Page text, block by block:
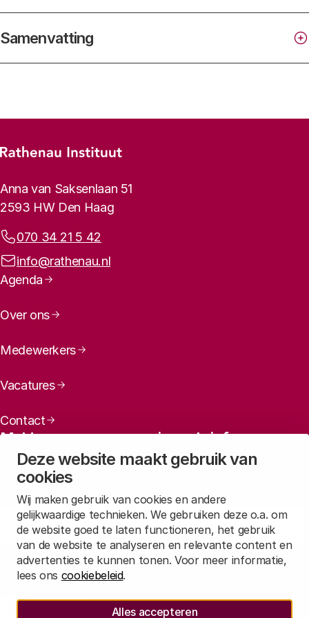
Deze website maakt gebruik van
cookies
Wij maken gebruik van cookies en andere
gelijkwaardige technieken. We gebruiken deze o.a. om
de website goed te laten functioneren, het gebruik
van de website te analyseren en relevante content en
advertenties te kunnen tonen. Voor meer informatie,
lees ons cookiebeleid.
Alles accepteren
Samenvatting
Preferred citation:
Case
study TKI Maritime - A strategic public-private
partnership for the Dutch maritime sector
Footer-menu
Rathenau logo, naar de homepage
Contactinformatie
Anna van Saksenlaan 51
2593 HW Den Haag
Telefoonnummer:
070 34 21 5 42
E-mailadres:
info@rathenau.nl
Paginanavigatie
Agenda
Over ons
Medewerkers
Vacatures
Contact
Meld u aan voor onze nieuwsbrief
Maandelijks een overzicht ontvangen van ons laatste
nieuws? Laat dan uw mailadres achter.
Aanmelden
Lees inonze privacyverklaringhoe wij deze gegevens verwerken.
Sociale media